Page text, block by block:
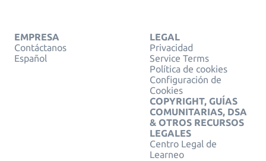
EMPRESA
Contáctanos
Español
LEGAL
Privacidad
Service Terms
Política de cookies
Configuración de
Cookies
COPYRIGHT, GUÍAS
COMUNITARIAS, DSA
& OTROS RECURSOS
LEGALES
Centro Legal de
Learneo